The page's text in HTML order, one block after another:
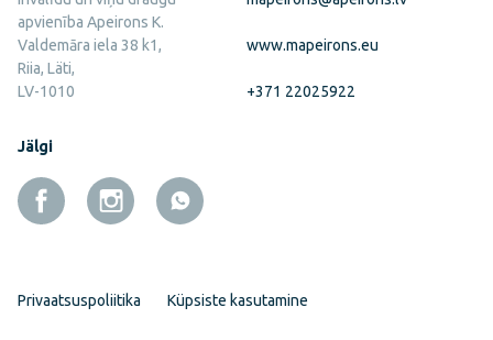
apvienība Apeirons K.
Valdemāra iela 38 k1,
Riia, Läti,
LV-1010
www.mapeirons.eu
+371 22025922
Jälgi
Privaatsuspoliitika Küpsiste kasutamine